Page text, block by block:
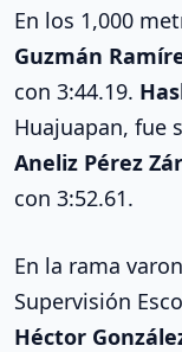
En los 1,000
Guzmán
con 3:44.19.
Huajuapan, fue
Aneliz Pérez
con 3:52.61.
En la rama
Supervisión
Héctor